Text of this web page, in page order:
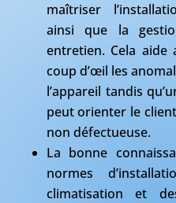
maîtriser
ainsi que la
entretien. Cela
coup d’œil les
l’appareil tandis
peut orienter le client
non défectueuse.
La bonne
normes
climatisation et